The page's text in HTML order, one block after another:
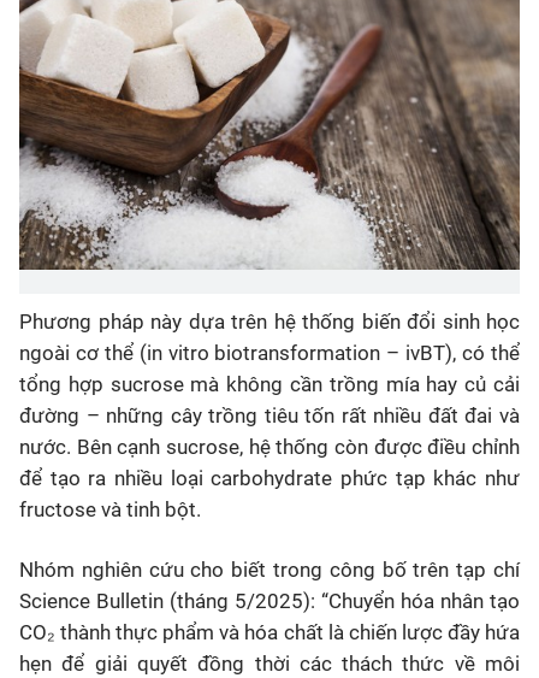
Phương pháp này dựa trên hệ thống biến đổi sinh học
ngoài cơ thể (in vitro biotransformation – ivBT), có thể
tổng hợp sucrose mà không cần trồng mía hay củ cải
đường – những cây trồng tiêu tốn rất nhiều đất đai và
nước. Bên cạnh sucrose, hệ thống còn được điều chỉnh
để tạo ra nhiều loại carbohydrate phức tạp khác như
fructose và tinh bột.
Nhóm nghiên cứu cho biết trong công bố trên tạp chí
Science Bulletin (tháng 5/2025): “Chuyển hóa nhân tạo
CO₂ thành thực phẩm và hóa chất là chiến lược đầy hứa
hẹn để giải quyết đồng thời các thách thức về môi